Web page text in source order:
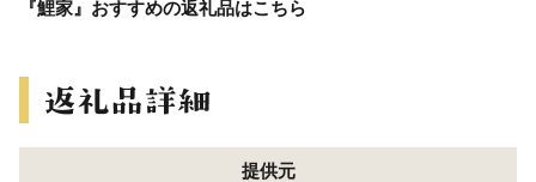
『鯉家』おすすめの返礼品はこちら
提供元